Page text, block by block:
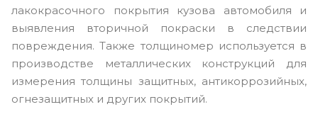
лакокрасочного покрытия кузова автомобиля и
выявления вторичной покраски в следствии
повреждения. Также толщиномер используется в
производстве металлических конструкций для
измерения толщины защитных, антикоррозийных,
огнезащитных и других покрытий.